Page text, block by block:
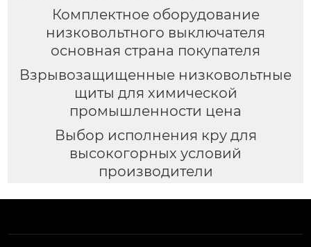
Комплектное оборудование
низковольтного выключателя
основная страна покупателя
Взрывозащищенные низковольтные
щиты для химической
промышленности цена
Выбор исполнения кру для
высокогорных условий
производители